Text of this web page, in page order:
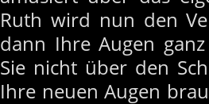
Ruth wird nun den
dann Ihre Augen
Sie nicht über den
Ihre neuen Augen